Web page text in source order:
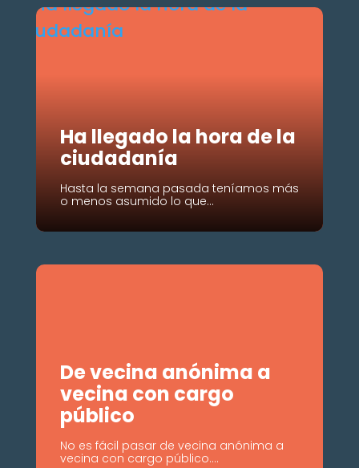
Ha llegado la hora de la
ciudadanía
Hasta la semana pasada teníamos más
o menos asumido lo que...
De vecina anónima a
vecina con cargo
público
No es fácil pasar de vecina anónima a
vecina con cargo público....